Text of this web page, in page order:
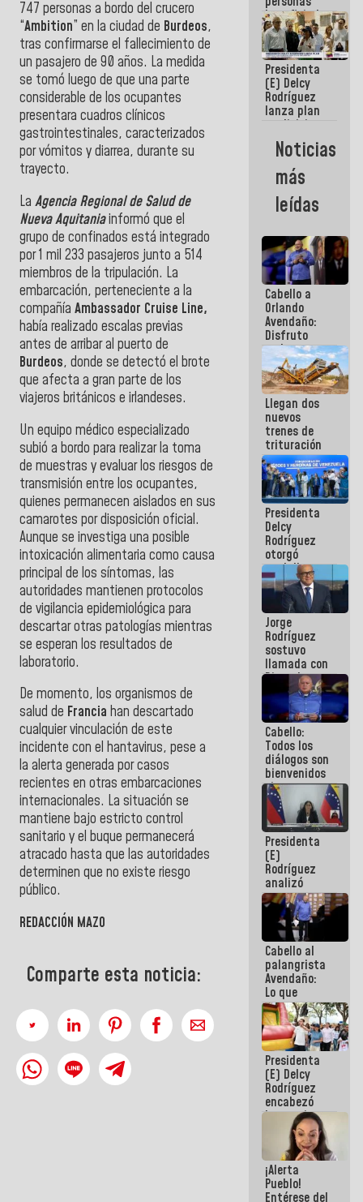
747 personas a bordo del crucero
“Ambition” en la ciudad de Burdeos,
tras confirmarse el fallecimiento de
un pasajero de 90 años. La medida
se tomó luego de que una parte
considerable de los ocupantes
presentara cuadros clínicos
gastrointestinales, caracterizados
por vómitos y diarrea, durante su
trayecto.
La Agencia Regional de Salud de
Nueva Aquitaniainformó que el
grupo de confinados está integrado
por 1 mil 233 pasajeros junto a 514
miembros de la tripulación. La
embarcación, perteneciente a la
compañía Ambassador Cruise Line,
había realizado escalas previas
antes de arribar al puerto de
Burdeos, donde se detectó el brote
que afecta a gran parte de los
viajeros británicos e irlandeses.
Un equipo médico especializado
subió a bordo para realizar la toma
de muestras y evaluar los riesgos de
transmisión entre los ocupantes,
quienes permanecen aislados en sus
camarotes por disposición oficial.
Aunque se investiga una posible
intoxicación alimentaria como causa
principal de los síntomas, las
autoridades mantienen protocolos
de vigilancia epidemiológica para
descartar otras patologías mientras
se esperan los resultados de
laboratorio.
De momento, los organismos de
salud de Francia han descartado
cualquier vinculación de este
incidente con el hantavirus, pese a
la alerta generada por casos
recientes en otras embarcaciones
internacionales. La situación se
mantiene bajo estricto control
sanitario y el buque permanecerá
atracado hasta que las autoridades
determinen que no existe riesgo
público.
REDACCIÓN MAZO
Comparte esta noticia:
beneficiadas
con planes
para
atención de
emergencia
sísmica en
la última
semana
Presidenta
(E) Delcy
Rodríguez
lanza plan
crediticio
con subsidio
a Juntas de
Condominio
Noticias
más
leídas
Cabello a
Orlando
Avendaño:
Disfruto
cada vez
que escribes
porque lo
que haces
es
embarrarla
Llegan dos
nuevos
trenes de
trituración
para
optimizar
manejo de
escombros
en La Guaira
Presidenta
Delcy
Rodríguez
otorgó
medalla
"Héroe de
Venezuela"
a servidores
públicos
Jorge
Rodríguez
sostuvo
llamada con
Dinorah
Figuera y
acuerdan
primer
encuentro
presencial
para el
diálogo
Cabello:
Todos los
diálogos son
bienvenidos
siempre que
estén en el
marco de la
Constitución
de la
República
Presidenta
(E)
Rodríguez
analizó
junto a
gobernadores
planes de
recuperación
del Sistema
Eléctrico
Nacional
Cabello al
palangrista
Avendaño:
Lo que
vayas a
escribir
hazlo hoy
por que no
sabemos si
la semana
que viene
hay
programa
Presidenta
(E) Delcy
Rodríguez
encabezó
lanzamiento
del Plan
Nacional de
Recreación
Vacacional
¡Alerta
Pueblo!
Entérese del